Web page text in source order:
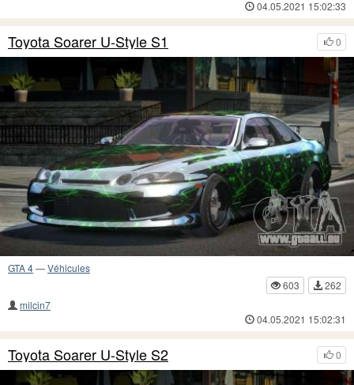
04.05.2021 15:02:33
0
Toyota Soarer U-Style S1
GTA 4—Véhicules
603
262
milcin7
04.05.2021 15:02:31
0
Toyota Soarer U-Style S2